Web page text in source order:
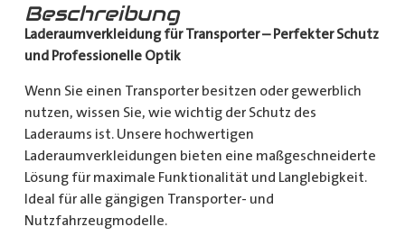
Beschreibung
Laderaumverkleidung für Transporter – Perfekter Schutz
und Professionelle Optik
Wenn Sie einen Transporter besitzen oder gewerblich
nutzen, wissen Sie, wie wichtig der Schutz des
Laderaums ist. Unsere hochwertigen
Laderaumverkleidungen bieten eine maßgeschneiderte
Lösung für maximale Funktionalität und Langlebigkeit.
Ideal für alle gängigen Transporter- und
Nutzfahrzeugmodelle.